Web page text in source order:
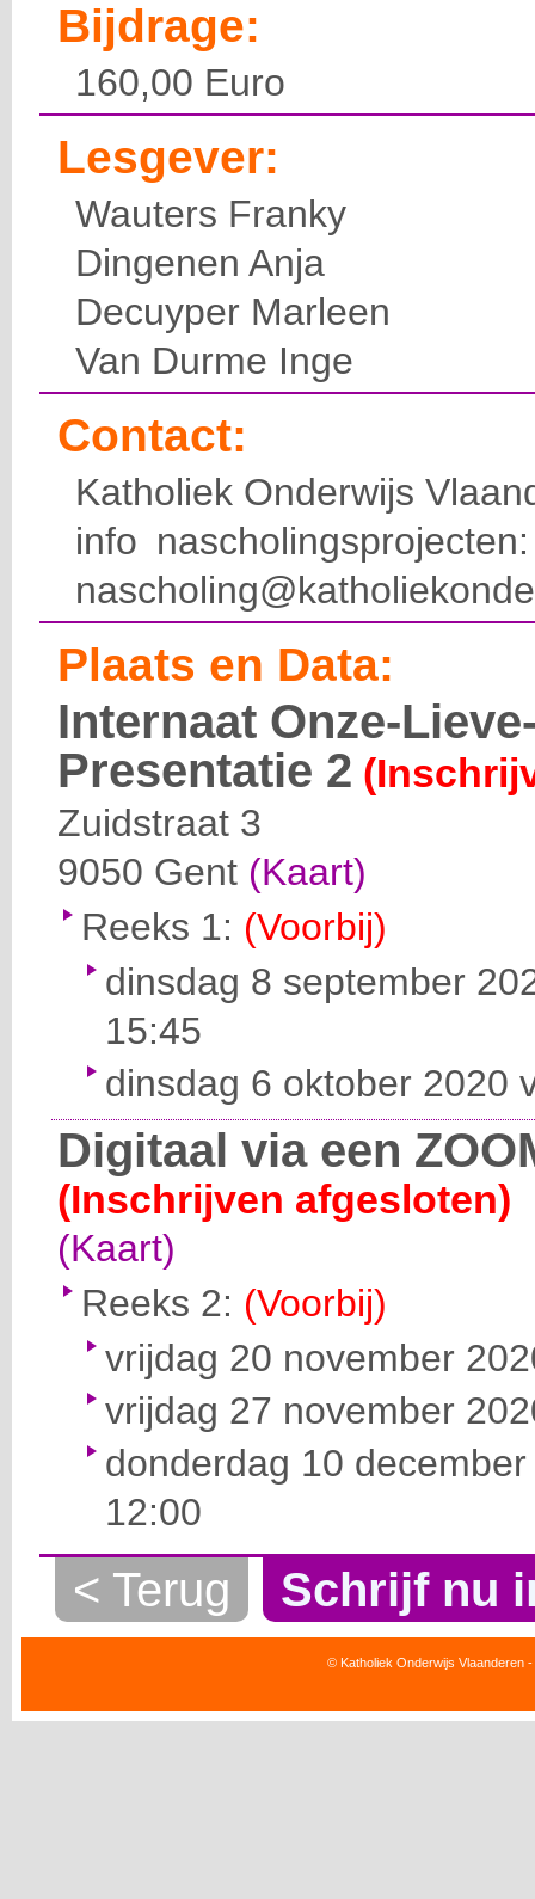
Bijdrage:
160,00 Euro
Lesgever:
Wauters Franky
Dingenen Anja
Decuyper Marleen
Van Durme Inge
Contact:
Katholiek Onderwijs
info
Plaats en Data:
Internaat Onze-
Presentatie 2
Zuidstraat 3
9050 Gent (Kaart)
Reeks 1: (Voorbij)
dinsdag 8 september
15:45
dinsdag 6 oktober 2020
Digitaal via een
(Inschrijven afgesloten)
(Kaart)
Reeks 2: (Voorbij)
vrijdag 20 november
vrijdag 27 november
donderdag 10
12:00
< Terug Schrijf nu
© Katholiek Onderwijs Vlaanderen